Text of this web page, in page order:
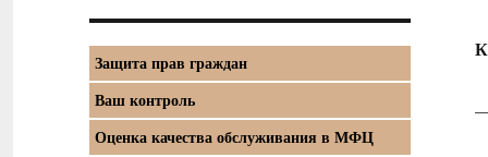
—
Защита прав граждан
Ваш контроль
Оценка качества обслуживания в МФЦ